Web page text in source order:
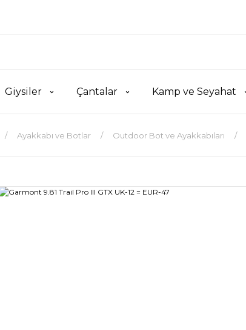
Giysiler Çantalar Kamp ve Seyahat
Ayakkabı ve Botlar Outdoor Bot ve Ayakkabıları